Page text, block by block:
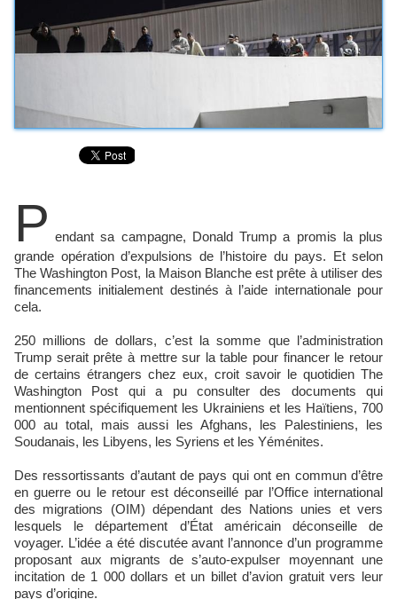
P endant sa campagne, Donald Trump a promis la plus
grande opération d’expulsions de l’histoire du pays. Et selon
The Washington Post, la Maison Blanche est prête à utiliser des
financements initialement destinés à l’aide internationale pour
cela.
250 millions de dollars, c’est la somme que l’administration
Trump serait prête à mettre sur la table pour financer le retour
de certains étrangers chez eux, croit savoir le quotidien The
Washington Post qui a pu consulter des documents qui
mentionnent spécifiquement les Ukrainiens et les Haïtiens, 700
000 au total, mais aussi les Afghans, les Palestiniens, les
Soudanais, les Libyens, les Syriens et les Yéménites.
Des ressortissants d’autant de pays qui ont en commun d’être
en guerre ou le retour est déconseillé par l’Office international
des migrations (OIM) dépendant des Nations unies et vers
lesquels le département d’État américain déconseille de
voyager. L’idée a été discutée avant l’annonce d’un programme
proposant aux migrants de s’auto-expulser moyennant une
incitation de 1 000 dollars et un billet d’avion gratuit vers leur
pays d’origine.